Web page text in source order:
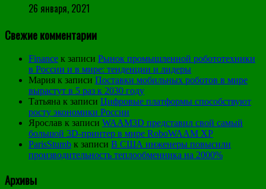
26 января, 2021
Свежие комментарии
Finance к записи Рынок промышленной робототехники
в России и в мире: тенденции и лидеры
Мария к записи Поставки мобильных роботов в мире
вырастут в 5 раз к 2030 году
Татьяна к записи Цифровые платформы способствуют
росту экономики России
Ярослав к записи WAAM3D представил свой самый
большой 3D-принтер в мире RoboWAAM XP
ParisStumb к записи В США инженеры повысили
производительность теплообменника на 2000%
Архивы